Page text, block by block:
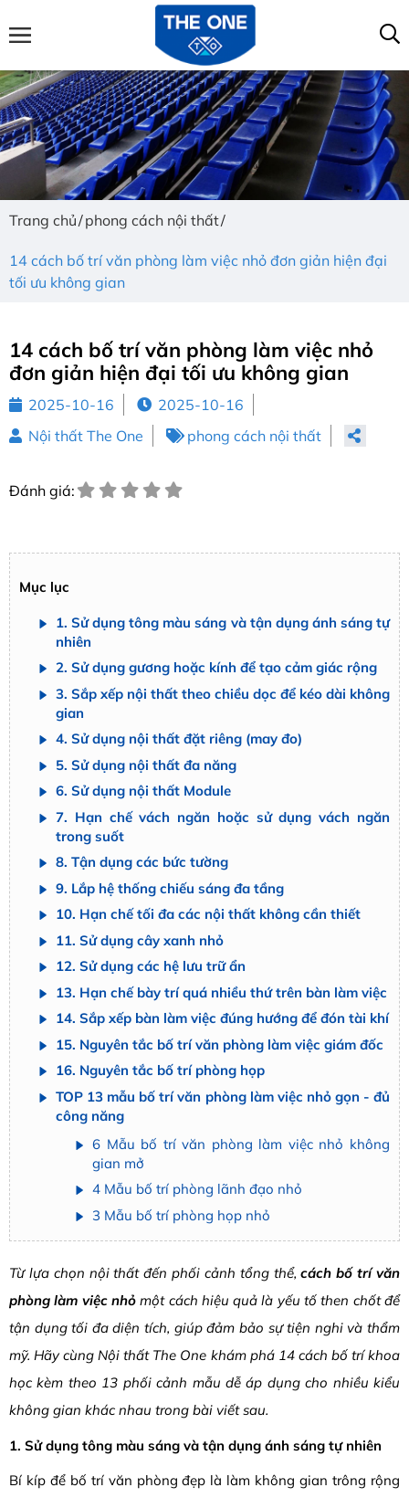
Trang chủ phong cách nội thất
14 cách bố trí văn phòng làm việc nhỏ đơn giản hiện đại
tối ưu không gian
14 cách bố trí văn phòng làm việc nhỏ
đơn giản hiện đại tối ưu không gian
2025-10-16
2025-10-16
Nội thất The One
phong cách nội thất
Đánh giá:
Mục lục
1. Sử dụng tông màu sáng và tận dụng ánh sáng tự
nhiên
2. Sử dụng gương hoặc kính để tạo cảm giác rộng
3. Sắp xếp nội thất theo chiều dọc để kéo dài không
gian
4. Sử dụng nội thất đặt riêng (may đo)
5. Sử dụng nội thất đa năng
6. Sử dụng nội thất Module
7. Hạn chế vách ngăn hoặc sử dụng vách ngăn
trong suốt
8. Tận dụng các bức tường
9. Lắp hệ thống chiếu sáng đa tầng
10. Hạn chế tối đa các nội thất không cần thiết
11. Sử dụng cây xanh nhỏ
12. Sử dụng các hệ lưu trữ ẩn
13. Hạn chế bày trí quá nhiều thứ trên bàn làm việc
14. Sắp xếp bàn làm việc đúng hướng để đón tài khí
15. Nguyên tắc bố trí văn phòng làm việc giám đốc
16. Nguyên tắc bố trí phòng họp
TOP 13 mẫu bố trí văn phòng làm việc nhỏ gọn - đủ
công năng
6 Mẫu bố trí văn phòng làm việc nhỏ không
gian mở
4 Mẫu bố trí phòng lãnh đạo nhỏ
3 Mẫu bố trí phòng họp nhỏ
Từ lựa chọn nội thất đến phối cảnh tổng thể,cách bố trí văn
phòng làm việc nhỏmột cách hiệu quả là yếu tố then chốt để
tận dụng tối đa diện tích, giúp đảm bảo sự tiện nghi và thẩm
mỹ. Hãy cùng Nội thất The One khám phá 14 cách bố trí khoa
học kèm theo 13 phối cảnh mẫu dễ áp dụng cho nhiều kiểu
không gian khác nhau trong bài viết sau.
1. Sử dụng tông màu sáng và tận dụng ánh sáng tự nhiên
Bí kíp để bố trí văn phòng đẹp là làm không gian trông rộng